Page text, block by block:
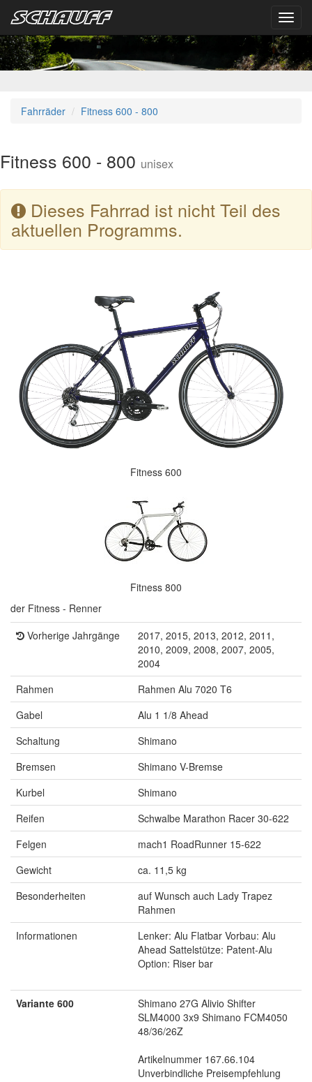
Fahrräder Fitness 600 - 800
Fitness 600 - 800 unisex
Dieses Fahrrad ist nicht Teil des
aktuellen Programms.
Fitness 600
Fitness 800
der Fitness - Renner
Vorherige Jahrgänge
2017, 2015, 2013, 2012, 2011,
2010, 2009, 2008, 2007, 2005,
2004
Rahmen
Rahmen Alu 7020 T6
Gabel
Alu 1 1/8 Ahead
Schaltung
Shimano
Bremsen
Shimano V-Bremse
Kurbel
Shimano
Reifen
Schwalbe Marathon Racer 30-622
Felgen
mach1 RoadRunner 15-622
Gewicht
ca. 11,5 kg
Besonderheiten
auf Wunsch auch Lady Trapez
Rahmen
Informationen
Lenker: Alu Flatbar Vorbau: Alu
Ahead Sattelstütze: Patent-Alu
Option: Riser bar
Variante 600
Shimano 27G Alivio Shifter
SLM4000 3x9 Shimano FCM4050
48/36/26Z
Artikelnummer 167.66.104
Unverbindliche Preisempfehlung